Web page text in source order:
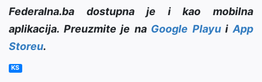
Federalna.ba dostupna je i kao mobilna
aplikacija. Preuzmite je na Google PlayuiApp
Storeu.
KS